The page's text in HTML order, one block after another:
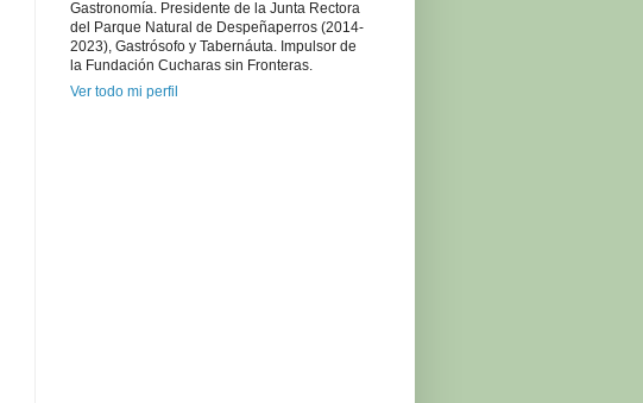
Gastronomía. Presidente de la Junta Rectora
del Parque Natural de Despeñaperros (2014-
2023), Gastrósofo y Tabernáuta. Impulsor de
la Fundación Cucharas sin Fronteras.
Ver todo mi perfil